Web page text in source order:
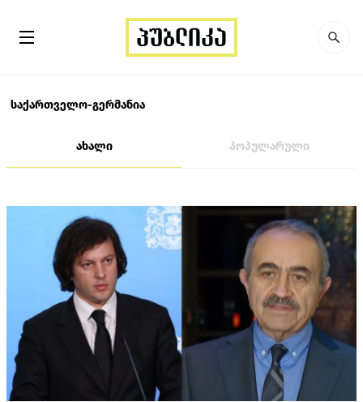
საქართველო-გერმანია
ახალი პოპულარული